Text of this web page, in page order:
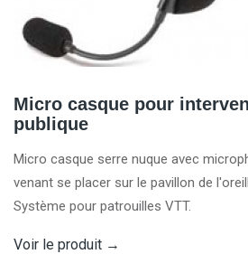
Micro casque pour
publique
Micro casque serre nuque avec
venant se placer sur le pavillon de
Système pour patrouilles VTT.
Voir le produit →